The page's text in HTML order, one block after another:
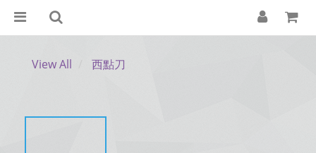
View All 西點刀